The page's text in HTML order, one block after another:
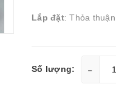
Lắp đặt: Thỏa thuận
Số lượng: -